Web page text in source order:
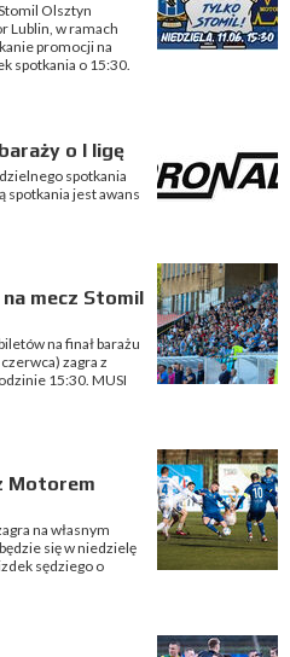
Olsztyn
Lublin, w ramach
promocji na
spotkania o 15:30.
o I ligę
spotkania
spotkania jest awans
mecz Stomil
na finał barażu
zagra z
15:30. MUSI
Motorem
na własnym
się w niedzielę
sędziego o